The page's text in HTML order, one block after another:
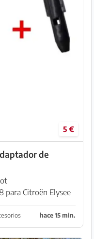
5 €
de
para Citroën Elysee
y acero inoxidable
hace 15 min.